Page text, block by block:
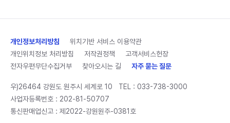
개인정보처리방침
위치기반 서비스 이용약관
개인위치정보 처리방침
저작권정책
고객서비스헌장
전자우편무단수집거부
찾아오시는 길 자주 묻는 질문
우)26464 강원도 원주시 세계로 10 TEL : 033-738-3000
사업자등록번호 : 202-81-50707
통신판매업신고 : 제2022-강원원주-0381호